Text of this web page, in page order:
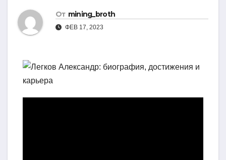
От mining_broth
ФЕВ 17, 2023